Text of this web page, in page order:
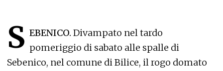
S EBENICO. Divampato nel tardo
pomeriggio di sabato alle spalle di
Sebenico, nel comune di Bilice, il rogo domato